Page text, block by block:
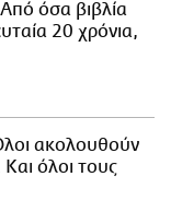
όσα βιβλία
20 χρόνια,
ακολουθούν
όλοι τους